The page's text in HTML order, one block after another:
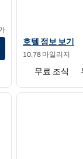
홈2 스위트 바이
호텔 정보 보기
10.78 마일리지
무료 조식
음 이미지
1/12